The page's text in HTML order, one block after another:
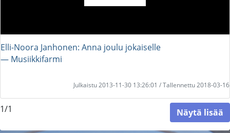
Elli-Noora Janhonen: Anna joulu jokaiselle
― Musiikkifarmi
Julkaistu 2013-11-30 13:26:01 / Tallennettu 2018-03-16
1/1 Näytä lisää